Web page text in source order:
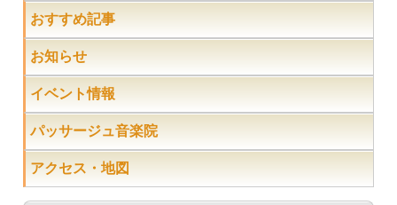
おすすめ記事
お知らせ
イベント情報
パッサージュ音楽院
アクセス・地図